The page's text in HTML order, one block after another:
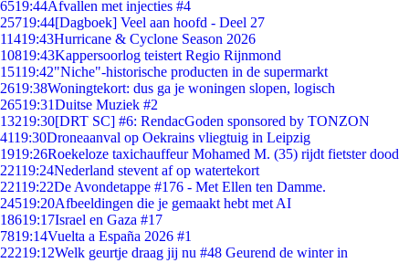
6519:44Afvallen met injecties #4
25719:44[Dagboek] Veel aan hoofd - Deel 27
11419:43Hurricane & Cyclone Season 2026
10819:43Kappersoorlog teistert Regio Rijnmond
15119:42"Niche"-historische producten in de supermarkt
2619:38Woningtekort: dus ga je woningen slopen, logisch
26519:31Duitse Muziek #2
13219:30[DRT SC] #6: RendacGoden sponsored by TONZON
4119:30Droneaanval op Oekrains vliegtuig in Leipzig
1919:26Roekeloze taxichauffeur Mohamed M. (35) rijdt fietster dood
22119:24Nederland stevent af op watertekort
22119:22De Avondetappe #176 - Met Ellen ten Damme.
24519:20Afbeeldingen die je gemaakt hebt met AI
18619:17Israel en Gaza #17
7819:14Vuelta a España 2026 #1
22219:12Welk geurtje draag jij nu #48 Geurend de winter in